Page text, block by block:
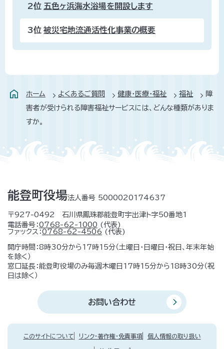
2位 五色ヶ浜海水浴場を開設します
3位 被災宅地流通活性化事業の概要
ホーム よくあるご質問 健康・医療・福祉 福祉
障
害者が受けられる障害福祉サービスには、どんな種類がありま
すか。
能登町役場法人番号 5000020174637
〒927-0492 石川県鳳珠郡能登町宇出津ト字50番地1
電話番号：0768-62-1000 (代表)
ファックス：0768-62-4506 (代表)
開庁時間：8時30分から17時15分（土曜日・日曜日・祝日、年末年始
を除く）
窓口延長：能登町役場のみ毎週木曜日17時15分から18時30分（祝
日は除く）
お問い合わせ
このサイトについて リンク・著作権・免責事項 個人情報の取り扱い